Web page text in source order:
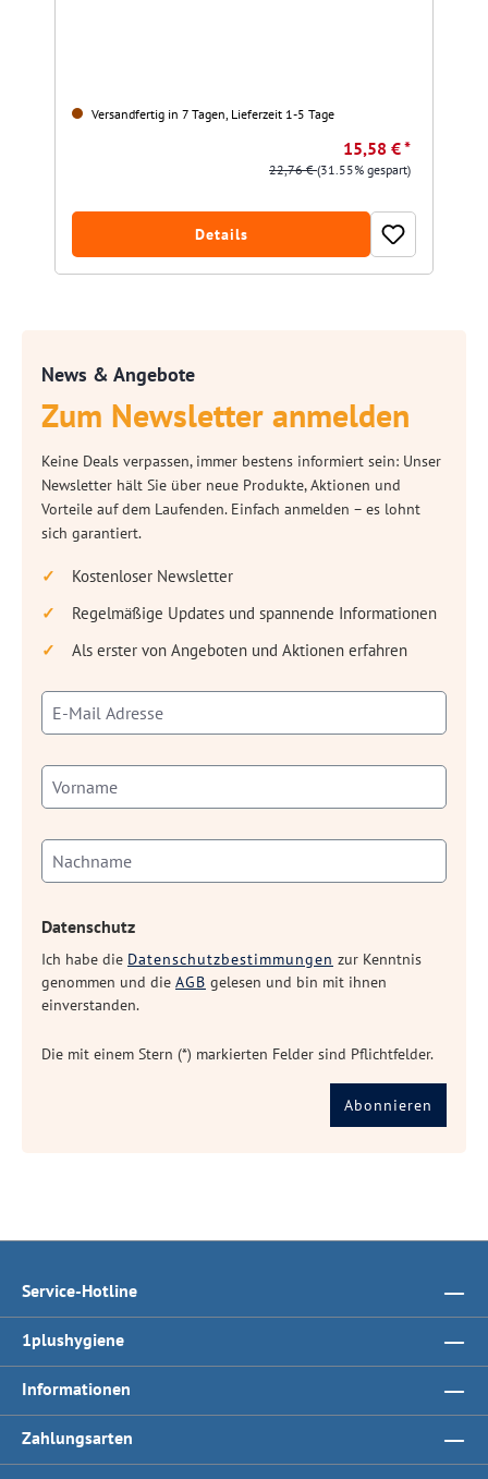
Versandfertig in 7 Tagen, Lieferzeit 1-5 Tage
15,58 € *
22,76 €(31.55% gespart)
Details
News & Angebote
Zum Newsletter anmelden
Keine Deals verpassen, immer bestens informiert sein: Unser
Newsletter hält Sie über neue Produkte, Aktionen und
Vorteile auf dem Laufenden. Einfach anmelden – es lohnt
sich garantiert.
Kostenloser Newsletter
Regelmäßige Updates und spannende Informationen
Als erster von Angeboten und Aktionen erfahren
Datenschutz
Ich habe die Datenschutzbestimmungen zur Kenntnis
genommen und die AGB gelesen und bin mit ihnen
einverstanden.
Die mit einem Stern (*) markierten Felder sind Pflichtfelder.
Abonnieren
Service-Hotline
1plushygiene
Informationen
Zahlungsarten